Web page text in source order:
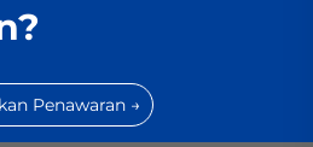
Penawaran →